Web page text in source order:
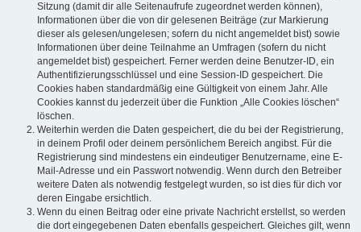
Sitzung (damit dir alle Seitenaufrufe zugeordnet werden können),
Informationen über die von dir gelesenen Beiträge (zur Markierung
dieser als gelesen/ungelesen; sofern du nicht angemeldet bist) sowie
Informationen über deine Teilnahme an Umfragen (sofern du nicht
angemeldet bist) gespeichert. Ferner werden deine Benutzer-ID, ein
Authentifizierungsschlüssel und eine Session-ID gespeichert. Die
Cookies haben standardmäßig eine Gültigkeit von einem Jahr. Alle
Cookies kannst du jederzeit über die Funktion „Alle Cookies löschen“
löschen.
Weiterhin werden die Daten gespeichert, die du bei der Registrierung,
in deinem Profil oder deinem persönlichem Bereich angibst. Für die
Registrierung sind mindestens ein eindeutiger Benutzername, eine E-
Mail-Adresse und ein Passwort notwendig. Wenn durch den Betreiber
weitere Daten als notwendig festgelegt wurden, so ist dies für dich vor
deren Eingabe ersichtlich.
Wenn du einen Beitrag oder eine private Nachricht erstellst, so werden
die dort eingegebenen Daten ebenfalls gespeichert. Gleiches gilt, wenn